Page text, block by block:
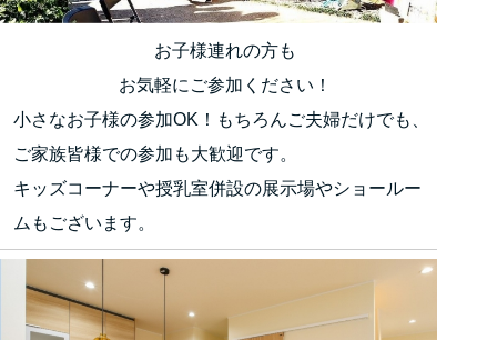
お子様連れの方も
お気軽にご参加ください！
小さなお子様の参加OK！もちろんご夫婦だけでも、
ご家族皆様での参加も大歓迎です。
キッズコーナーや授乳室併設の展示場やショールー
ムもございます。